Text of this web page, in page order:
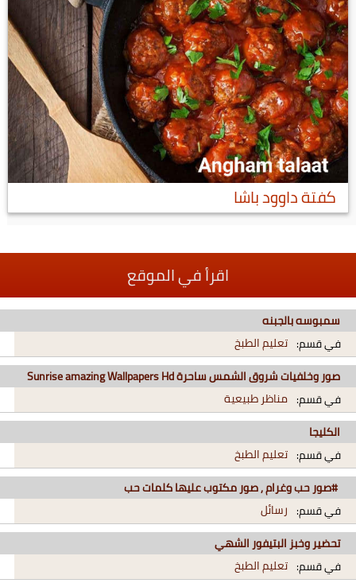
كفتة داوود باشا
اقرأ في الموقع
سمبوسه بالجبنه
في قسم: تعليم الطبخ
صور وخلفيات شروق الشمس ساحرة Sunrise amazing Wallpapers Hd
في قسم: مناظر طبيعية
الكليجا
في قسم: تعليم الطبخ
#صور حب وغرام , صور مكتوب عليها كلمات حب
في قسم: رسائل
تحضير وخبز البتيفور الشهي
في قسم: تعليم الطبخ